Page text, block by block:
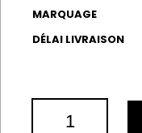
MARQUAGE
DÉLAI LIVRAISON